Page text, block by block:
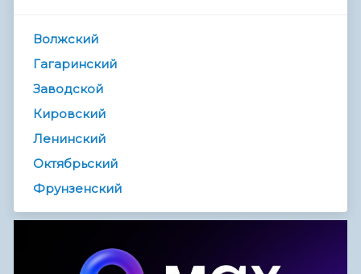
Волжский
Гагаринский
Заводской
Кировский
Ленинский
Октябрьский
Фрунзенский